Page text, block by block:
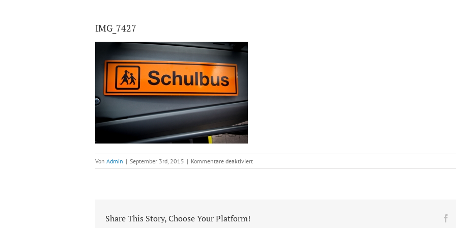
IMG_7427
Von Admin | September 3rd, 2015 | Kommentare deaktiviertfür
IMG_7427
Share This Story, Choose Your Platform!